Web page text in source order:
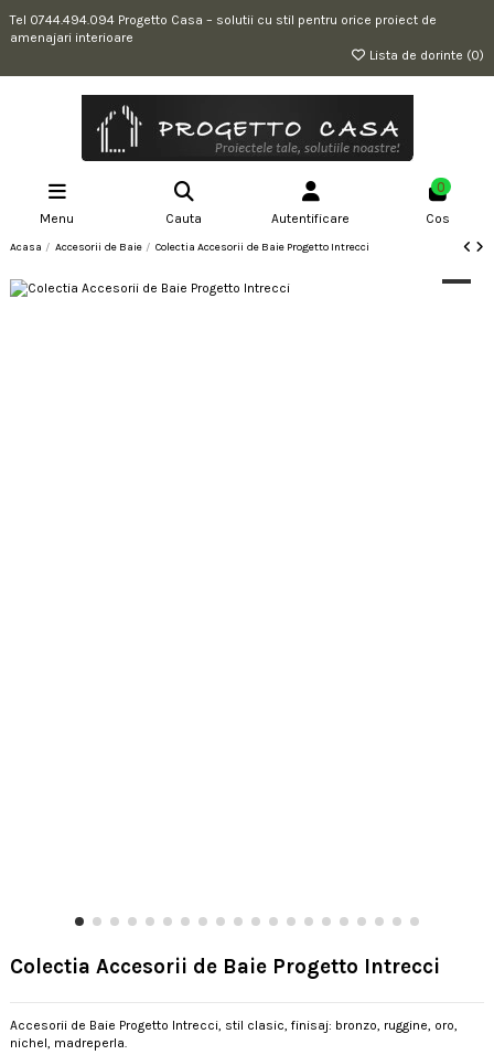
Tel 0744.494.094 Progetto Casa – solutii cu stil pentru orice proiect de
amenajari interioare
Lista de dorinte (0)
Menu Cauta Autentificare
0
Cos
Acasa Accesorii de Baie Colectia Accesorii de Baie Progetto Intrecci
Colectia Accesorii de Baie Progetto Intrecci
Accesorii de Baie Progetto Intrecci, stil clasic, finisaj: bronzo, ruggine, oro,
nichel, madreperla.